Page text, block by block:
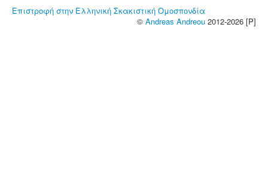
Επιστροφή στην Ελληνική Σκακιστική Ομοσπονδία
© Andreas Andreou 2012-2026 [P]